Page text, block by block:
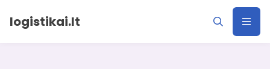
logistikai.lt